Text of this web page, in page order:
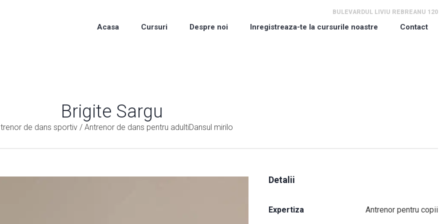
BULEVARDUL LIVIU REBREANU 120
Acasa Cursuri Despre noi Inregistreaza-te la cursurile noastre Contact
Brigite Sargu
de dans sportiv / Antrenor de dans pentru adultiDansul mirilo
Detalii
Expertiza Antrenor pentru copii